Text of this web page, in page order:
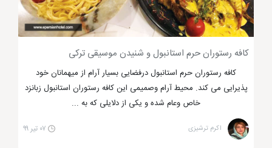
مراجعه کرده و ماهی دودی و غذاهای سالم دریایی را نوش
جان کند.
رستوران بالیکچی صاباحاتین استانبول
رستوران بالیکچی صاباحاتین استانبول از دیگر رستوران
های مشهور و معروف در استانبول است که در فیلم ها و
سریال های ترکی هم بخشی از این رستوران زیبا دیده می
کافه رستوران حرم استانبول و شنیدن موسیقی ترکی
کافه رستوران حرم استانبول درفضایی بسیار آرام از میهمانان خود
پذیرایی می کند. محیط آرام وصمیمی این کافه رستوران استانبول زبانزد
خاص وعام شده و یکی از دلایلی که به ...
اکرم ترشیزی ۰۷ تیر ۹۹